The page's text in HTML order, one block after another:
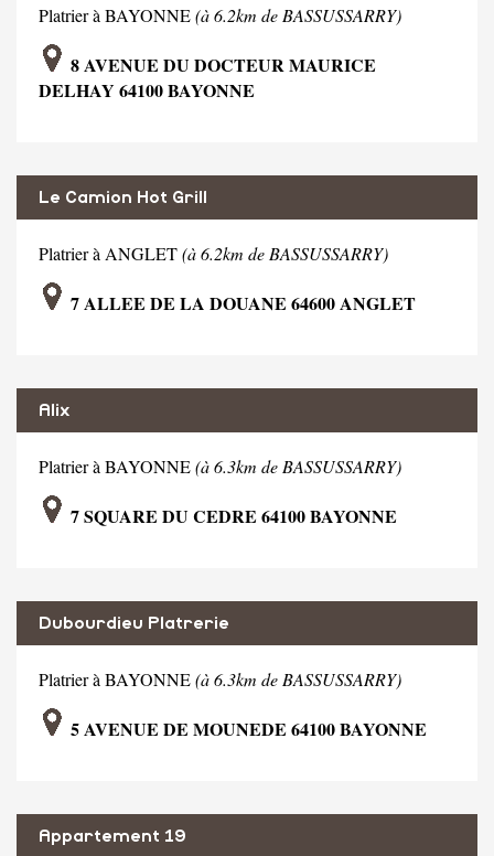
Platrier à BAYONNE(à 6.2km de BASSUSSARRY)
8 AVENUE DU DOCTEUR MAURICE
DELHAY 64100 BAYONNE
Le Camion Hot Grill
Platrier à ANGLET(à 6.2km de BASSUSSARRY)
7 ALLEE DE LA DOUANE 64600 ANGLET
Alix
Platrier à BAYONNE(à 6.3km de BASSUSSARRY)
7 SQUARE DU CEDRE 64100 BAYONNE
Dubourdieu Platrerie
Platrier à BAYONNE(à 6.3km de BASSUSSARRY)
5 AVENUE DE MOUNEDE 64100 BAYONNE
Appartement 19